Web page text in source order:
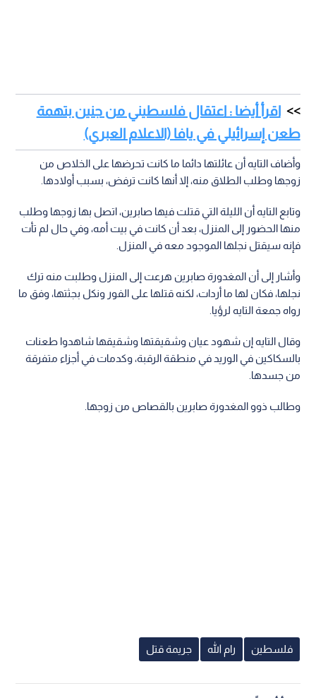
اقرأ أيضا : اعتقال فلسطيني من جنين بتهمة
طعن إسرائيلي في يافا (الاعلام العبري)
وأضاف التايه أن عائلتها دائما ما كانت تحرضها على الخلاص من
زوجها وطلب الطلاق منه، إلا أنها كانت ترفض، بسبب أولادها.
وتابع التايه أن الليلة التي قتلت فيها صابرين، اتصل بها زوجها وطلب
منها الحضور إلى المنزل، بعد أن كانت في بيت أمه، وفي حال لم تأت
فإنه سيقتل نجلها الموجود معه في المنزل.
وأشار إلى أن المغدورة صابرين هرعت إلى المنزل وطلبت منه ترك
نجلها، فكان لها ما أردات، لكنه قتلها على الفور ونكل بجثتها، وفق ما
رواه جمعة التايه لرؤيا.
وقال التايه إن شهود عيان وشقيقتها وشقيقها شاهدوا طعنات
بالسكاكين في الوريد في منطقة الرقبة، وكدمات في أجزاء متفرقة
من جسدها.
وطالب ذوو المغدورة صابرين بالقصاص من زوجها.
فلسطين رام الله جريمة قتل